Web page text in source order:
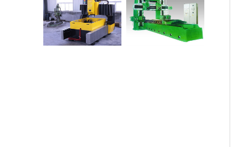
TBXM20系列龙门
镗刨铣磨机床